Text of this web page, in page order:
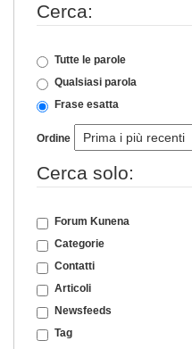
Cerca:
Tutte le parole
Qualsiasi parola
Frase esatta
Ordine
Cerca solo:
Forum Kunena
Categorie
Contatti
Articoli
Newsfeeds
Tag